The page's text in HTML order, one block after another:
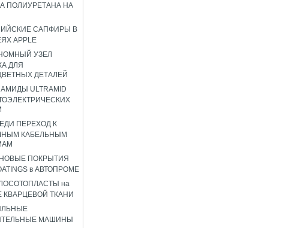
ПОЛИУРЕТАНА НА
САПФИРЫ В
APPLE
УЗЕЛ
ДЛЯ
ДЕТАЛЕЙ
ULTRAMID
ПЕРЕХОД К
КАБЕЛЬНЫМ
ПОКРЫТИЯ
в АВТОПРОМЕ
на
КВАРЦЕВОЙ ТКАНИ
МАШИНЫ